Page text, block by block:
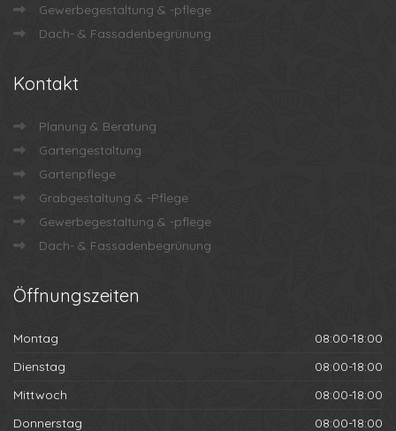
Gewerbegestaltung & -pflege
Dach- & Fassadenbegrünung
Kontakt
Planung & Beratung
Gartengestaltung
Gartenpflege
Grabgestaltung & -Pflege
Gewerbegestaltung & -pflege
Dach- & Fassadenbegrünung
Öffnungszeiten
Montag
08:00-18:00
Dienstag
08:00-18:00
Mittwoch
08:00-18:00
Donnerstag
08:00-18:00